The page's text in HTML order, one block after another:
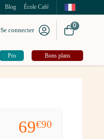
Blog École Café
Se connecter
0
Pro Bons plans
69€90